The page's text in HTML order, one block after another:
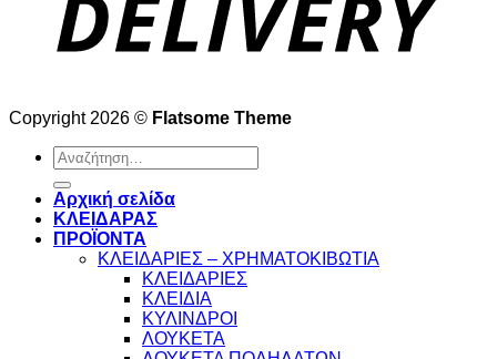
Copyright 2026 © Flatsome Theme
Αναζήτηση
για:
Αρχική σελίδα
ΚΛΕΙΔΑΡΑΣ
ΠΡΟΪΟΝΤΑ
ΚΛΕΙΔΑΡΙΕΣ – ΧΡΗΜΑΤΟΚΙΒΩΤΙΑ
ΚΛΕΙΔΑΡΙΕΣ
ΚΛΕΙΔΙΑ
ΚΥΛΙΝΔΡΟΙ
ΛΟΥΚΕΤΑ